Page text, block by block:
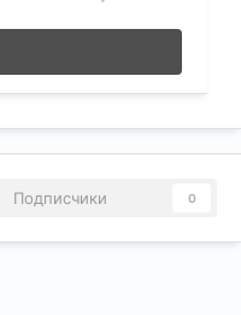
Подписчики 0